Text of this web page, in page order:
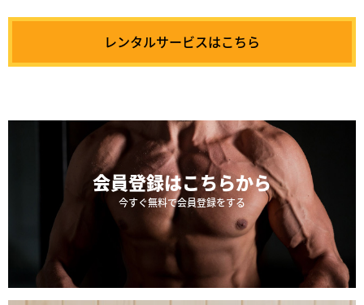
レンタルサービスはこちら
会員登録はこちらから
今すぐ無料で会員登録をする